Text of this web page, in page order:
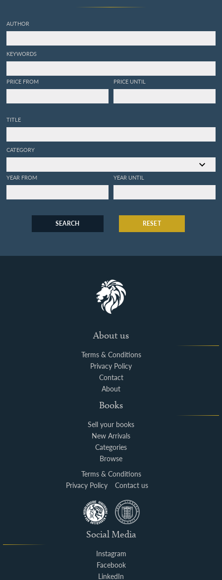
AUTHOR
KEYWORDS
PRICE FROM PRICE UNTIL
TITLE
CATEGORY
YEAR FROM YEAR UNTIL
SEARCH RESET
About us
Terms & Conditions
Privacy Policy
Contact
About
Books
Sell your books
New Arrivals
Categories
Browse
Terms & Conditions
Privacy Policy
Contact us
Social Media
Instagram
Facebook
LinkedIn